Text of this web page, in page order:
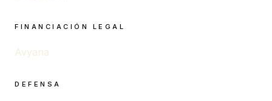
FINANCIACIÓN LEGAL
Avyana
DEFENSA